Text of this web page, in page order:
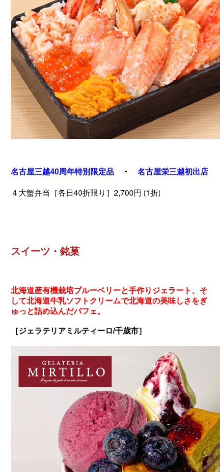
名古屋三越40周年特別限定品​ ・名古屋栄三越初出店
４大蟹弁当［各日40折限り］2,700円 (1折)
スイーツ・銘菓
北海道産有機栽培ブルーベリーと手作りジェラート、そ
して北海道牛乳ソフトクリームで北海道の美味しさをぎ
ゅっと詰め込んだパフェ。
［ジェラテリアミルティーロ/千歳市］